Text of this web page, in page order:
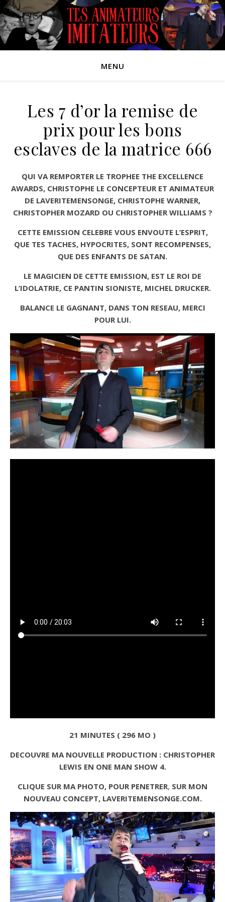
MENU
Les 7 d’or la remise de
prix pour les bons
esclaves de la matrice 666
QUI VA REMPORTER LE TROPHEE THE EXCELLENCE
AWARDS, CHRISTOPHE LE CONCEPTEUR ET ANIMATEUR
DE LAVERITEMENSONGE, CHRISTOPHE WARNER,
CHRISTOPHER MOZARD OU CHRISTOPHER WILLIAMS ?
CETTE EMISSION CELEBRE VOUS ENVOUTE L’ESPRIT,
QUE TES TACHES, HYPOCRITES, SONT RECOMPENSES,
QUE DES ENFANTS DE SATAN.
LE MAGICIEN DE CETTE EMISSION, EST LE ROI DE
L’IDOLATRIE, CE PANTIN SIONISTE, MICHEL DRUCKER.
BALANCE LE GAGNANT, DANS TON RESEAU, MERCI
POUR LUI.
21 MINUTES ( 296 MO )
DECOUVRE MA NOUVELLE PRODUCTION : CHRISTOPHER
LEWIS EN ONE MAN SHOW 4.
CLIQUE SUR MA PHOTO, POUR PENETRER, SUR MON
NOUVEAU CONCEPT, LAVERITEMENSONGE.COM.